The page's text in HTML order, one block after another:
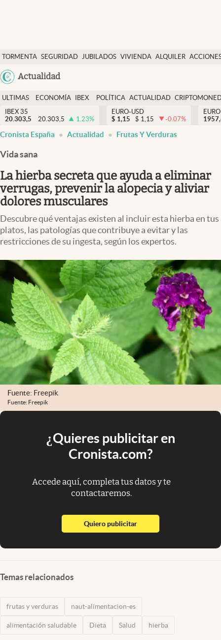
TORMENTA SEGURIDAD JUBILADOS VIVIENDA ALQUILER
Actualidad
Economía y finanzas
Política
Actualidad
Criptomonedas
España
ULTIMAS
NOTICIAS
ECONOMÍA
FINANZAS
IBEX
EURO
POLÍTICA ACTUALIDAD
IBEX 35
20.303,5
20.303,5 1.23%
EURO-USD
$ 1,15 $ 1,15 -0.07%
Cronista España Actualidad Frutas Y Verduras
Vida sana
La hierba secreta que ayuda a eliminar
verrugas, prevenir la alopecia y aliviar
dolores musculares
Descubre qué ventajas existen al incluir esta hierba en tus
platos, las patologías que contribuye a evitar y las
restricciones de su ingesta, según los expertos.
Fuente: Freepik
Fuente: Freepik
¿Quieres publicitar en
Cronista.com?
Accede aquí, completa tus datos y te
contactaremos.
Quiero publicitarabre en nueva pestaña
Temas relacionados
frutas y verduras naut-alimentacion-es
alimentación saludable Dieta Salud hierba